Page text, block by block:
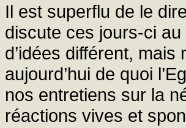
Il est superflu de le
discute ces jours-ci
d’idées différent,
aujourd’hui de quoi
nos entretiens sur la
réactions vives et